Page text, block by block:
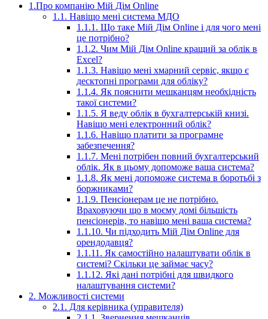
1.Про компанію Мій Дім Online
1.1. Навіщо мені система МДО
1.1.1. Що таке Мій Дім Online і для чого мені
це потрібно?
1.1.2. Чим Мій Дім Online кращий за облік в
Excel?
1.1.3. Навіщо мені хмарний сервіс, якщо є
десктопні програми для обліку?
1.1.4. Як пояснити мешканцям необхідність
такої системи?
1.1.5. Я веду облік в бухгалтерській книзі.
Навіщо мені електронний облік?
1.1.6. Навіщо платити за програмне
забезпечення?
1.1.7. Мені потрібен повний бухгалтерський
облік. Як в цьому допоможе ваша система?
1.1.8. Як мені допоможе система в боротьбі з
боржниками?
1.1.9. Пенсіонерам це не потрібно.
Враховуючи що в моєму домі більшість
пенсіонерів, то навіщо мені ваша система?
1.1.10. Чи підходить Мій Дім Online для
орендодавця?
1.1.11. Як самостійно налаштувати облік в
системі? Скільки це займає часу?
1.1.12. Які дані потрібні для швидкого
налаштування системи?
2. Можливості системи
2.1. Для керівника (управителя)